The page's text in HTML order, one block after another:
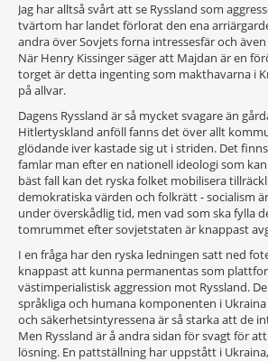
Jag har alltså svårt att se Ryssland som
tvärtom har landet förlorat den ena
andra över Sovjets forna intressesfär och
När Henry Kissinger säger att Majdan är en
torget är detta ingenting som makthavarna i
på allvar.
Dagens Ryssland är så mycket svagare än
Hitlertyskland anföll fanns det över allt
glödande iver kastade sig ut i striden. Det
famlar man efter en nationell ideologi som
bäst fall kan det ryska folket mobilisera
demokratiska värden och folkrätt - socialism
under överskådlig tid, men vad som ska fylla
tomrummet efter sovjetstaten är knappast
I en fråga har den ryska ledningen satt ned
knappast att kunna permanentas som
västimperialistisk aggression mot Ryssland.
språkliga och humana komponenten i
och säkerhetsintyressena är så starka att de
Men Ryssland är å andra sidan för svagt för
lösning. En pattställning har uppstått i